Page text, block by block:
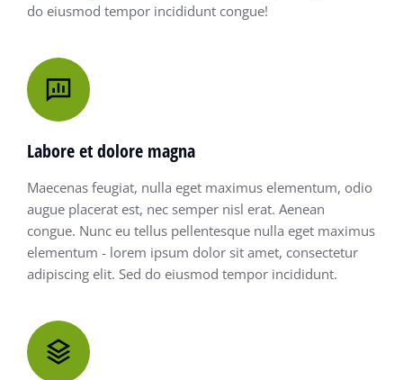
do eiusmod tempor incididunt congue!
Labore et dolore magna
Maecenas feugiat, nulla eget maximus elementum, odio
augue placerat est, nec semper nisl erat. Aenean
congue. Nunc eu tellus pellentesque nulla eget maximus
elementum - lorem ipsum dolor sit amet, consectetur
adipiscing elit. Sed do eiusmod tempor incididunt.